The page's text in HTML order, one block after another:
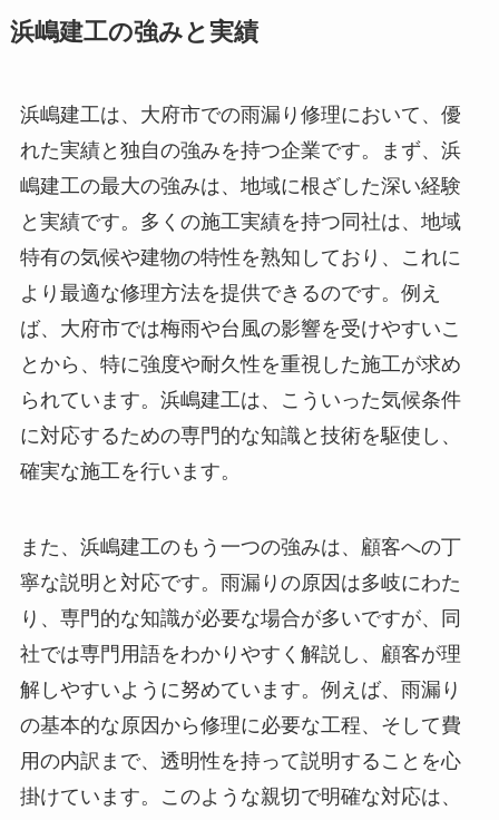
浜嶋建工の強みと実績
浜嶋建工は、大府市での雨漏り修理において、優
れた実績と独自の強みを持つ企業です。まず、浜
嶋建工の最大の強みは、地域に根ざした深い経験
と実績です。多くの施工実績を持つ同社は、地域
特有の気候や建物の特性を熟知しており、これに
より最適な修理方法を提供できるのです。例え
ば、大府市では梅雨や台風の影響を受けやすいこ
とから、特に強度や耐久性を重視した施工が求め
られています。浜嶋建工は、こういった気候条件
に対応するための専門的な知識と技術を駆使し、
確実な施工を行います。
また、浜嶋建工のもう一つの強みは、顧客への丁
寧な説明と対応です。雨漏りの原因は多岐にわた
り、専門的な知識が必要な場合が多いですが、同
社では専門用語をわかりやすく解説し、顧客が理
解しやすいように努めています。例えば、雨漏り
の基本的な原因から修理に必要な工程、そして費
用の内訳まで、透明性を持って説明することを心
掛けています。このような親切で明確な対応は、